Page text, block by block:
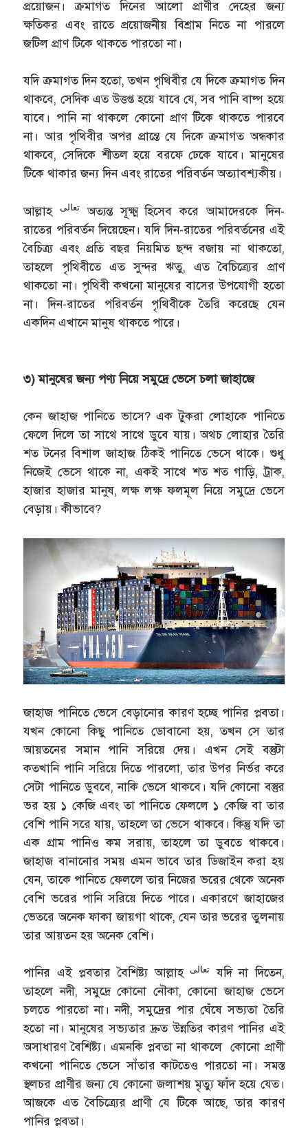
প্রয়োজন। ক্রমাগত দিনের আলো প্রাণীর দেহের জন্য
ক্ষতিকর এবং রাতে প্রয়োজনীয় বিশ্রাম নিতে না পারলে
জটিল প্রাণ টিকে থাকতে পারতো না।
যদি ক্রমাগত দিন হতো, তখন পৃথিবীর যে দিকে ক্রমাগত দিন
থাকবে, সেদিক এত উত্তপ্ত হয়ে যাবে যে, সব পানি বাষ্প হয়ে
যাবে। পানি না থাকলে কোনো প্রাণ টিকে থাকতে পারবে
না। আর পৃথিবীর অপর প্রান্তে যে দিকে ক্রমাগত অন্ধকার
থাকবে, সেদিকে শীতল হয়ে বরফে ঢেকে যাবে। মানুষের
টিকে থাকার জন্য দিন এবং রাতের পরিবর্তন অত্যাবশ্যকীয়।
আল্লাহتعالى
অত্যন্ত সূক্ষ্ম হিসেব করে আমাদেরকে দিন-
রাতের পরিবর্তন দিয়েছেন। যদি দিন-রাতের পরিবর্তনের এই
বৈচিত্র্য এবং প্রতি বছর নিয়মিত ছন্দ বজায় না থাকতো,
তাহলে পৃথিবীতে এত সুন্দর ঋতু, এত বৈচিত্র্যের প্রাণ
থাকতো না। পৃথিবী কখনো মানুষের বাসের উপযোগী হতো
না। দিন-রাতের পরিবর্তন পৃথিবীকে তৈরি করেছে যেন
একদিন এখানে মানুষ থাকতে পারে।
৩) মানুষের জন্য পণ্য নিয়ে সমুদ্রে ভেসে চলা জাহাজে
কেন জাহাজ পানিতে ভাসে? এক টুকরা লোহাকে পানিতে
ফেলে দিলে তা সাথে সাথে ডুবে যায়। অথচ লোহার তৈরি
শত টনের বিশাল জাহাজ ঠিকই পানিতে ভেসে থাকে। শুধু
নিজেই ভেসে থাকে না, একই সাথে শত শত গাড়ি, ট্রাক,
হাজার হাজার মানুষ, লক্ষ লক্ষ ফলমূল নিয়ে সমুদ্রে ভেসে
বেড়ায়। কীভাবে?
জাহাজ পানিতে ভেসে বেড়ানোর কারণ হচ্ছে পানির প্লবতা।
যখন কোনো কিছু পানিতে ডোবানো হয়, তখন সে তার
আয়তনের সমান পানি সরিয়ে দেয়। এখন সেই বস্তুটা
কতখানি পানি সরিয়ে দিতে পারলো, তার উপর নির্ভর করে
সেটা পানিতে ডুববে, নাকি ভেসে থাকবে। যদি কোনো বস্তুর
ভর হয় ১ কেজি এবং তা পানিতে ফেললে ১ কেজি বা তার
বেশি পানি সরে যায়, তাহলে তা ভেসে থাকবে। কিন্তু যদি তা
এক গ্রাম পানিও কম সরায়, তাহলে তা ডুবতে থাকবে।
জাহাজ বানানোর সময় এমন ভাবে তার ডিজাইন করা হয়
যেন, তাকে পানিতে ফেললে তার নিজের ভরের থেকে অনেক
বেশি ভরের পানি সরিয়ে দিতে পারে। একারণে জাহাজের
ভেতরে অনেক ফাকা জায়গা থাকে, যেন তার ভরের তুলনায়
তার আয়তন হয় অনেক বেশি।
পানির এই প্লবতার বৈশিষ্ট্য আল্লাহتعالى যদি না দিতেন,
তাহলে নদী, সমুদ্রে কোনো নৌকা, কোনো জাহাজ ভেসে
চলতে পারতো না। নদী, সমুদ্রের পার ঘেঁষে সভ্যতা তৈরি
হতো না। মানুষের সভ্যতার দ্রুত উন্নতির কারণ পানির এই
অসাধারণ বৈশিষ্ট্য। এমনকি প্লবতা না থাকলে কোনো প্রাণী
কখনো পানিতে ভেসে সাঁতার কাটতেও পারতো না। সমস্ত
স্থলচর প্রাণীর জন্য যে কোনো জলাশয় মৃত্যু ফাঁদ হয়ে যেত।
আজকে এত বৈচিত্র্যের প্রাণী যে টিকে আছে, তার কারণ
পানির প্লবতা।